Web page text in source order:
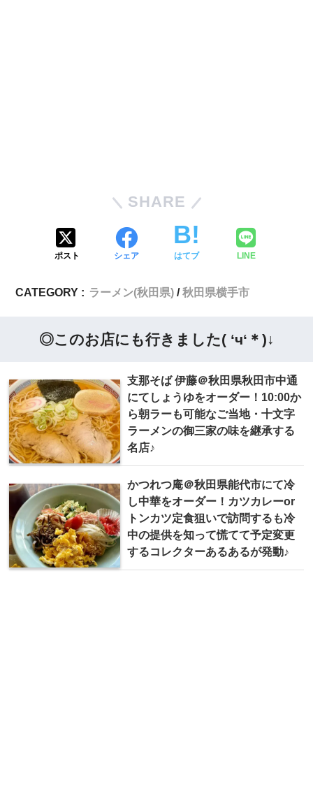
SHARE
ポスト シェア はてブ LINE
CATEGORY : ラーメン(秋田県) 秋田県横手市
◎このお店にも行きました( ‘ч‘＊)↓
支那そば 伊藤＠秋田県秋田市中通
にてしょうゆをオーダー！10:00か
ら朝ラーも可能なご当地・十文字
ラーメンの御三家の味を継承する
名店♪
かつれつ庵＠秋田県能代市にて冷
し中華をオーダー！カツカレーor
トンカツ定食狙いで訪問するも冷
中の提供を知って慌てて予定変更
するコレクターあるあるが発動♪